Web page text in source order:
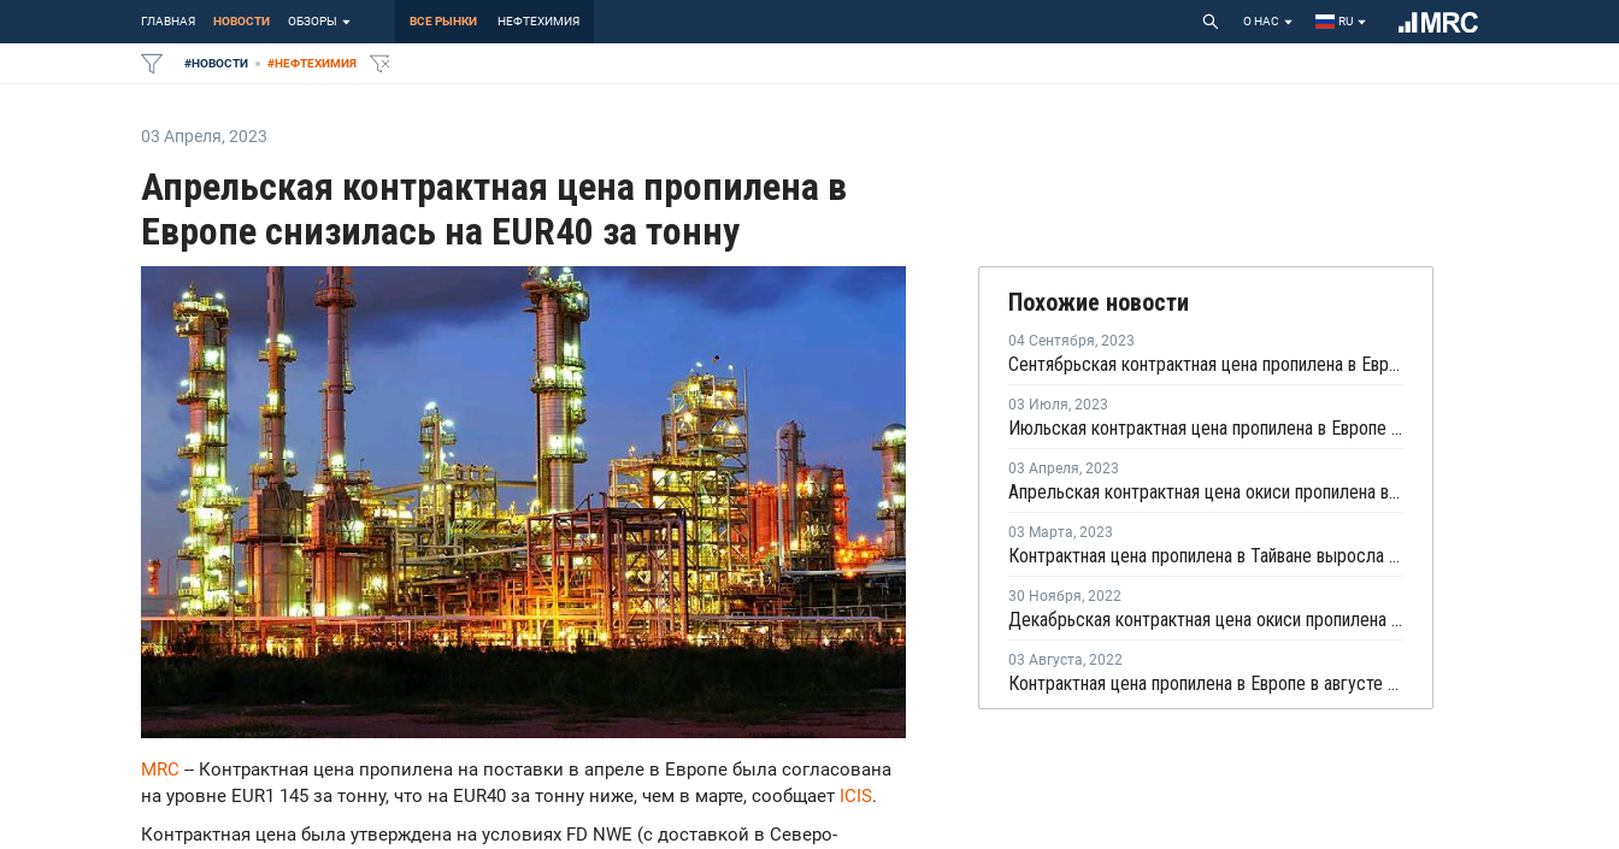
ГЛАВНАЯ НОВОСТИ ОБЗОРЫ ВСЕ РЫНКИ НЕФТЕХИМИЯ О НАС RU
#НОВОСТИ #НЕФТЕХИМИЯ
03 Апреля, 2023
Апрельская контрактная цена пропилена в
Европе снизилась на EUR40 за тонну
MRC -- Контрактная цена пропилена на поставки в апреле в Европе была согласована
на уровне EUR1 145 за тонну, что на EUR40 за тонну ниже, чем в марте, сообщает ICIS.
Контрактная цена была утверждена на условиях FD NWE (с доставкой в Северо-
Похожие новости
04 Сентября, 2023
Сентябрьская контрактная цена пропилена в Европе выросла на EUR60 за тонну
03 Июля, 2023
Июльская контрактная цена пропилена в Европе снизилась на EUR50 за тонну
03 Апреля, 2023
Апрельская контрактная цена окиси пропилена в Европе снизилась на EUR32 за тонну
03 Марта, 2023
Контрактная цена пропилена в Тайване выросла в феврале
30 Ноября, 2022
Декабрьская контрактная цена окиси пропилена в Европе снизилась на EUR24 за тонну
03 Августа, 2022
Контрактная цена пропилена в Европе в августе снизилась на EUR85 за тонну